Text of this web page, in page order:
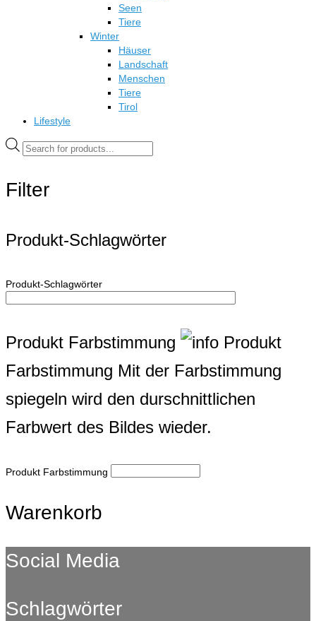
Seen
Tiere
Winter
Häuser
Landschaft
Menschen
Tiere
Tirol
Lifestyle
Products
search
Filter
Produkt-Schlagwörter
Produkt-Schlagwörter
Produkt Farbstimmung
Produkt
Farbstimmung Mit der Farbstimmung
spiegeln wird den durschnittlichen
Farbwert des Bildes wieder.
Produkt Farbstimmung
Warenkorb
Social Media
Schlagwörter